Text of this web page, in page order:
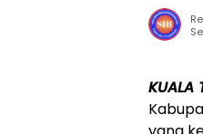
KUALA